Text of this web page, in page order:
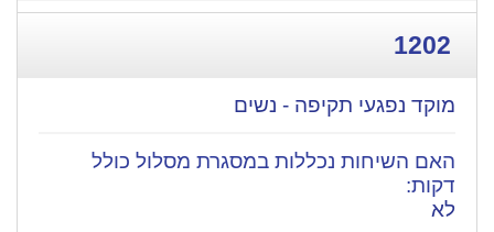
1202
מוקד נפגעי תקיפה - נשים
לא